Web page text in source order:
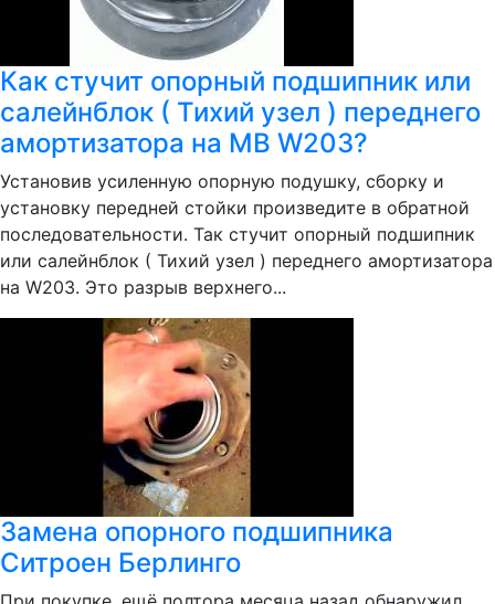
Как стучит опорный подшипник или
салейнблок ( Тихий узел ) переднего
амортизатора на MB W203?
Установив усиленную опорную подушку, сборку и
установку передней стойки произведите в обратной
последовательности. Так стучит опорный подшипник
или салейнблок ( Тихий узел ) переднего амортизатора
на W203. Это разрыв верхнего...
Замена опорного подшипника
Ситроен Берлинго